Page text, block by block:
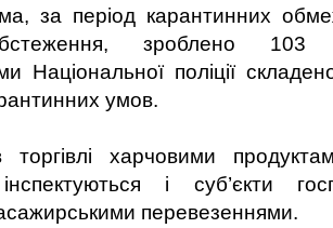
за період карантинних
зроблено
Національної поліції
умов.
торгівлі харчовими
і суб’єкти
перевезеннями.